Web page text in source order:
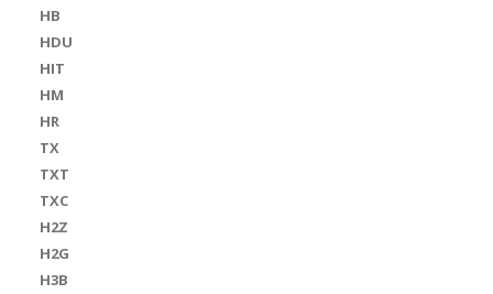
HB
HDU
HIT
HM
HR
TX
TXT
TXC
H2Z
H2G
H3B